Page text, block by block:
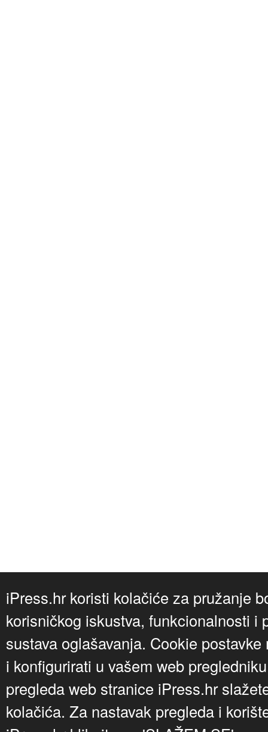
iPress.hr koristi kolačiće za pružanje
korisničkog iskustva, funkcionalnosti i
sustava oglašavanja. Cookie
i konfigurirati u vašem web
pregleda web stranice iPress.hr
kolačića. Za nastavak pregleda i